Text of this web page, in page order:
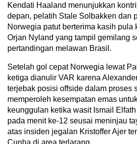
Kendati Haaland menunjukkan
depan, pelatih Stale Solbakken dan
Norwegia patut berterima kasih pula
Orjan Nyland yang tampil gemilang
pertandingan melawan Brasil.
Setelah gol cepat Norwegia lewat
ketiga dianulir VAR karena
terjebak posisi offside dalam proses
memperoleh kesempatan emas
keunggulan ketika wasit Ismail
pada menit ke-12 seusai meninjau
atas insiden jegalan Kristoffer Ajer
Cunha di area terlarang.